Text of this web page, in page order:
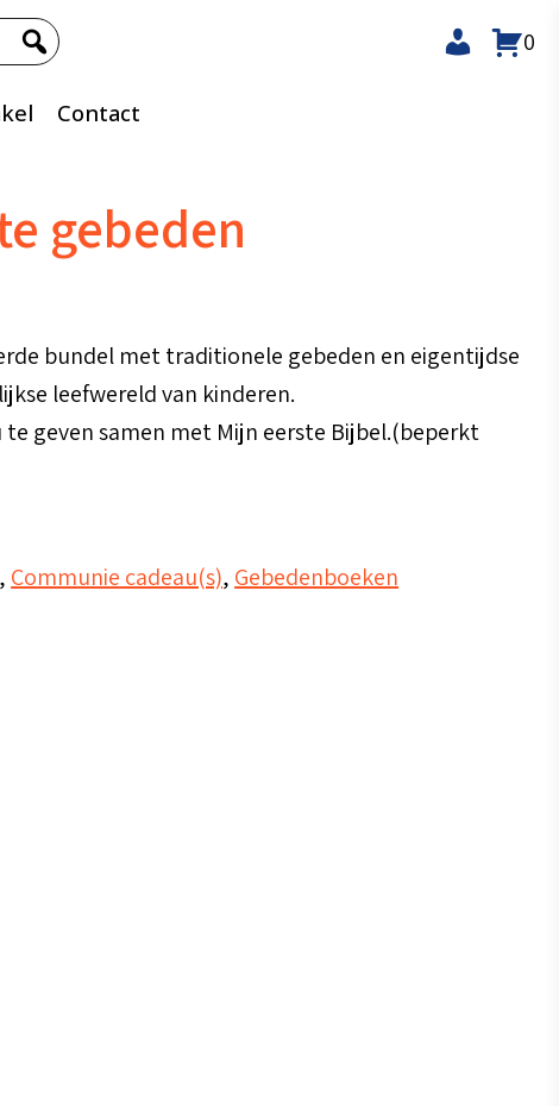
Contact
0
gebeden
bundel met traditionele gebeden en eigentijdse
leefwereld van kinderen.
te geven samen met Mijn eerste Bijbel.(beperkt
, Communie cadeau(s), Gebedenboeken